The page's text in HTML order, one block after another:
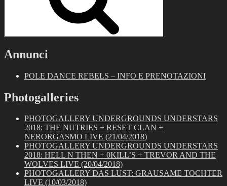
Annunci
POLE DANCE REBELS – INFO E PRENOTAZIONI
Photogalleries
PHOTOGALLERY UNDERGROUNDS UNDERSTARS
2018: THE NUTRIES + RESET CLAN +
NERORGASMO LIVE (21/04/2018)
PHOTOGALLERY UNDERGROUNDS UNDERSTARS
2018: HELL N THEN + 0KILL’S + TREVOR AND THE
WOLVES LIVE (20/04/2018)
PHOTOGALLERY DAS LUST: GRAUSAME TOCHTER
LIVE (10/03/2018)